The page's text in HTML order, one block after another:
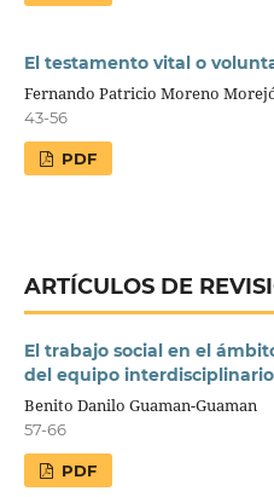
El testamento vital o
Fernando Patricio Moreno
43-56
PDF
ARTÍCULOS DE
El trabajo social en el
del equipo interdisciplinario
Benito Danilo Guaman-Guaman
57-66
PDF